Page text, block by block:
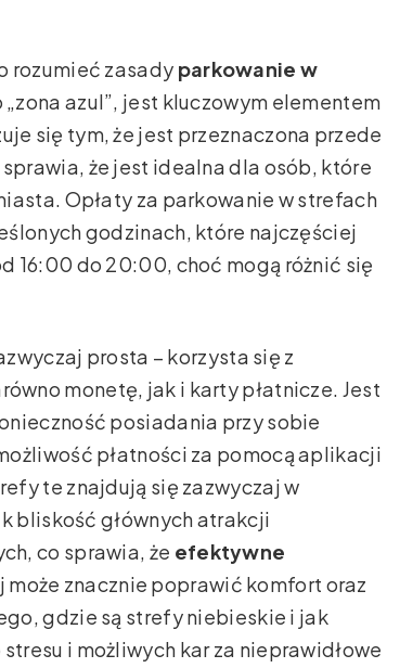
rozumieć zasady parkowanie w
azul”, jest kluczowym elementem
się tym, że jest przeznaczona przede
że jest idealna dla osób, które
Opłaty za parkowanie w strefach
godzinach, które najczęściej
16:00 do 20:00, choć mogą różnić się
prosta – korzysta się z
monetę, jak i karty płatnicze. Jest
posiadania przy sobie
płatności za pomocą aplikacji
te znajdują się zazwyczaj w
bliskość głównych atrakcji
co sprawia, że efektywne
znacznie poprawić komfort oraz
gdzie są strefy niebieskie i jak
i możliwych kar za nieprawidłowe